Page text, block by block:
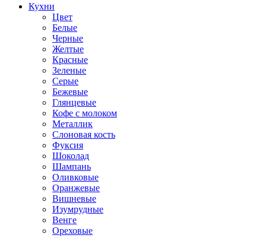
Кухни
Цвет
Белые
Черные
Желтые
Красные
Зеленые
Серые
Бежевые
Глянцевые
Кофе с молоком
Металлик
Слоновая кость
Фуксия
Шоколад
Шампань
Оливковые
Оранжевые
Вишневые
Изумрудные
Венге
Ореховые